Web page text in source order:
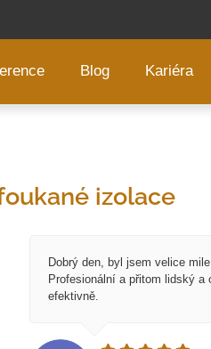
Blog Kariéra
izolace
Dobrý den, byl jsem velice
Profesionální a přitom lidský a
efektivně.